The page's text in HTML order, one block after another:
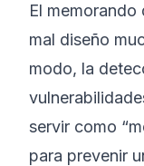
El
mal diseño
modo, la
servir como
para prevenir